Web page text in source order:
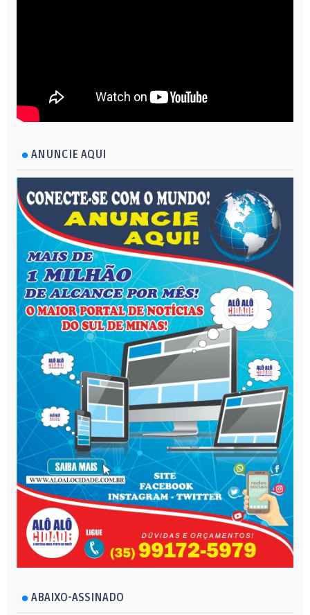
ANUNCIE AQUI
ABAIXO-ASSINADO